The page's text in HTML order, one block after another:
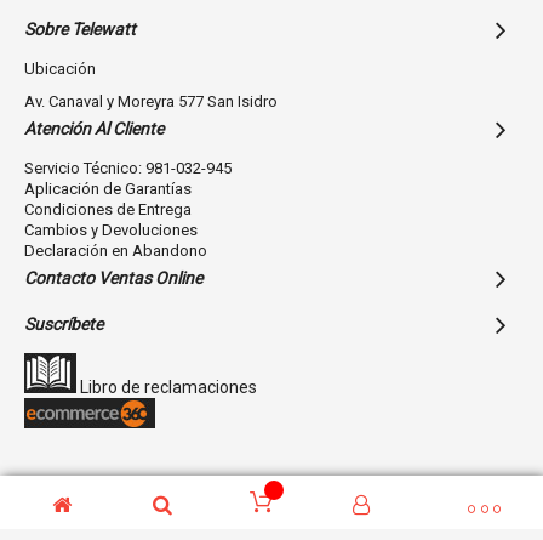
Sobre Telewatt
Ubicación
Av. Canaval y Moreyra 577 San Isidro
Atención Al Cliente
Servicio Técnico: 981-032-945
Aplicación de Garantías
Condiciones de Entrega
Cambios y Devoluciones
Declaración en Abandono
Contacto Ventas Online
Suscríbete
Libro de reclamaciones